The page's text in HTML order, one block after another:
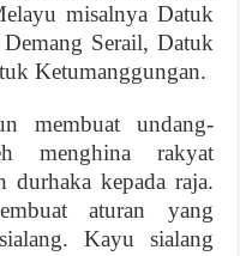
misalnya Datuk
Serail, Datuk
Ketumanggungan.
membuat undang-
menghina rakyat
durhaka kepada raja.
aturan yang
Kayu sialang